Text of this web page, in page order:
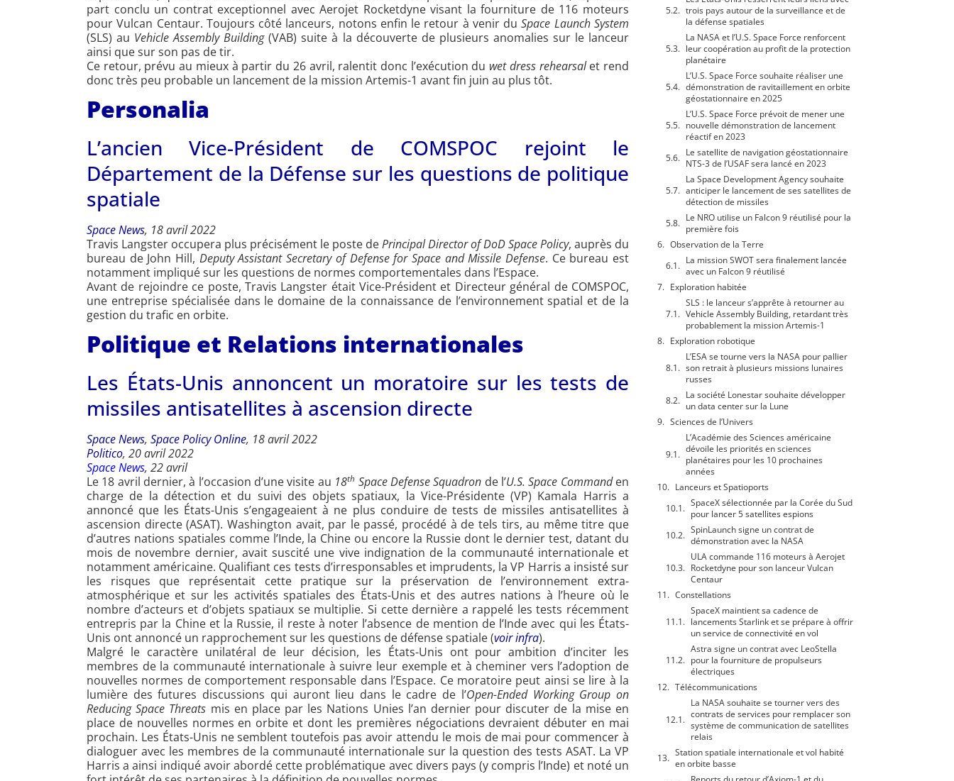
part conclu un contrat exceptionnel avec Aerojet Rocketdyne visant la fourniture de 116 moteurs
pour Vulcan Centaur. Toujours côté lanceurs, notons enfin le retour à venir duSpace Launch System
(SLS) au Vehicle Assembly Building(VAB) suite à la découverte de plusieurs anomalies sur le lanceur
ainsi que sur son pas de tir.
Ce retour, prévu au mieux à partir du 26 avril, ralentit donc l’exécution du wet dress rehearsalet rend
donc très peu probable un lancement de la mission Artemis-1 avant fin juin au plus tôt.
Personalia
L’ancien Vice-Président de COMSPOC rejoint le
Département de la Défense sur les questions de politique
spatiale
Space News, 18 avril 2022
Travis Langster occupera plus précisément le poste dePrincipal Director of DoD Space Policy, auprès du
bureau de John Hill, Deputy Assistant Secretary of Defense for Space and Missile Defense. Ce bureau est
notamment impliqué sur les questions de normes comportementales dans l’Espace.
Avant de rejoindre ce poste, Travis Langster était Vice-Président et Directeur général de COMSPOC,
une entreprise spécialisée dans le domaine de la connaissance de l’environnement spatial et de la
gestion du trafic en orbite.
Politique et Relations internationales
Les États-Unis annoncent un moratoire sur les tests de
missiles antisatellites à ascension directe
Space News, Space Policy Online, 18 avril 2022
Politico, 20 avril 2022
Space News, 22 avril
Le 18 avril dernier, à l’occasion d’une visite au 18th Space Defense Squadron de l’U.S. Space Commanden
charge de la détection et du suivi des objets spatiaux, la Vice-Présidente (VP) Kamala Harris a
annoncé que les États-Unis s’engageaient à ne plus conduire de tests de missiles antisatellites à
ascension directe (ASAT). Washington avait, par le passé, procédé à de tels tirs, au même titre que
d’autres nations spatiales comme l’Inde, la Chine ou encore la Russie dont le dernier test, datant du
mois de novembre dernier, avait suscité une vive indignation de la communauté internationale et
notamment américaine. Qualifiant ces tests d’irresponsables et imprudents, la VP Harris a insisté sur
les risques que représentait cette pratique sur la préservation de l’environnement extra-
atmosphérique et sur les activités spatiales des États-Unis et des autres nations à l’heure où le
nombre d’acteurs et d’objets spatiaux se multiplie. Si cette dernière a rappelé les tests récemment
entrepris par la Chine et la Russie, il reste à noter l’absence de mention de l’Inde avec qui les États-
Unis ont annoncé un rapprochement sur les questions de défense spatiale (voir infra).
Malgré le caractère unilatéral de leur décision, les États-Unis ont pour ambition d’inciter les
membres de la communauté internationale à suivre leur exemple et à cheminer vers l’adoption de
nouvelles normes de comportement responsable dans l’Espace. Ce moratoire peut ainsi se lire à la
lumière des futures discussions qui auront lieu dans le cadre de l’Open-Ended Working Group on
Reducing Space Threats mis en place par les Nations Unies l’an dernier pour discuter de la mise en
place de nouvelles normes en orbite et dont les premières négociations devraient débuter en mai
prochain. Les États-Unis ne semblent toutefois pas avoir attendu le mois de mai pour commencer à
dialoguer avec les membres de la communauté internationale sur la question des tests ASAT. La VP
Harris a ainsi indiqué avoir abordé cette problématique avec divers pays (y compris l’Inde) et noté un
trois pays autour de la surveillance et de
la défense spatiales
La NASA et l’U.S. Space Force renforcent
leur coopération au profit de la protection
planétaire
L’U.S. Space Force souhaite réaliser une
démonstration de ravitaillement en orbite
géostationnaire en 2025
L’U.S. Space Force prévoit de mener une
nouvelle démonstration de lancement
réactif en 2023
Le satellite de navigation géostationnaire
NTS-3 de l’USAF sera lancé en 2023
La Space Development Agency souhaite
anticiper le lancement de ses satellites de
détection de missiles
Le NRO utilise un Falcon 9 réutilisé pour la
première fois
Observation de la Terre
La mission SWOT sera finalement lancée
avec un Falcon 9 réutilisé
Exploration habitée
SLS : le lanceur s’apprête à retourner au
Vehicle Assembly Building, retardant très
probablement la mission Artemis-1
Exploration robotique
L’ESA se tourne vers la NASA pour pallier
son retrait à plusieurs missions lunaires
russes
La société Lonestar souhaite développer
un data center sur la Lune
Sciences de l’Univers
L’Académie des Sciences américaine
dévoile les priorités en sciences
planétaires pour les 10 prochaines
années
Lanceurs et Spatioports
SpaceX sélectionnée par la Corée du Sud
pour lancer 5 satellites espions
SpinLaunch signe un contrat de
démonstration avec la NASA
ULA commande 116 moteurs à Aerojet
Rocketdyne pour son lanceur Vulcan
Centaur
Constellations
SpaceX maintient sa cadence de
lancements Starlink et se prépare à offrir
un service de connectivité en vol
Astra signe un contrat avec LeoStella
pour la fourniture de propulseurs
électriques
Télécommunications
La NASA souhaite se tourner vers des
contrats de services pour remplacer son
système de communication de satellites
relais
Station spatiale internationale et vol habité
en orbite basse